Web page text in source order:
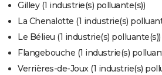
FORUM
Bricolage
Lifestyle
Culture
Sport
Auto
Television
Voyage
Cinema
Gilley (1 industrie(s) polluante(s))
La Chenalotte (1 industrie(s)
Le Bélieu (1 industrie(s) polluante(s))
Flangebouche (1 industrie(s)
Verrières-de-Joux (1 industrie(s)